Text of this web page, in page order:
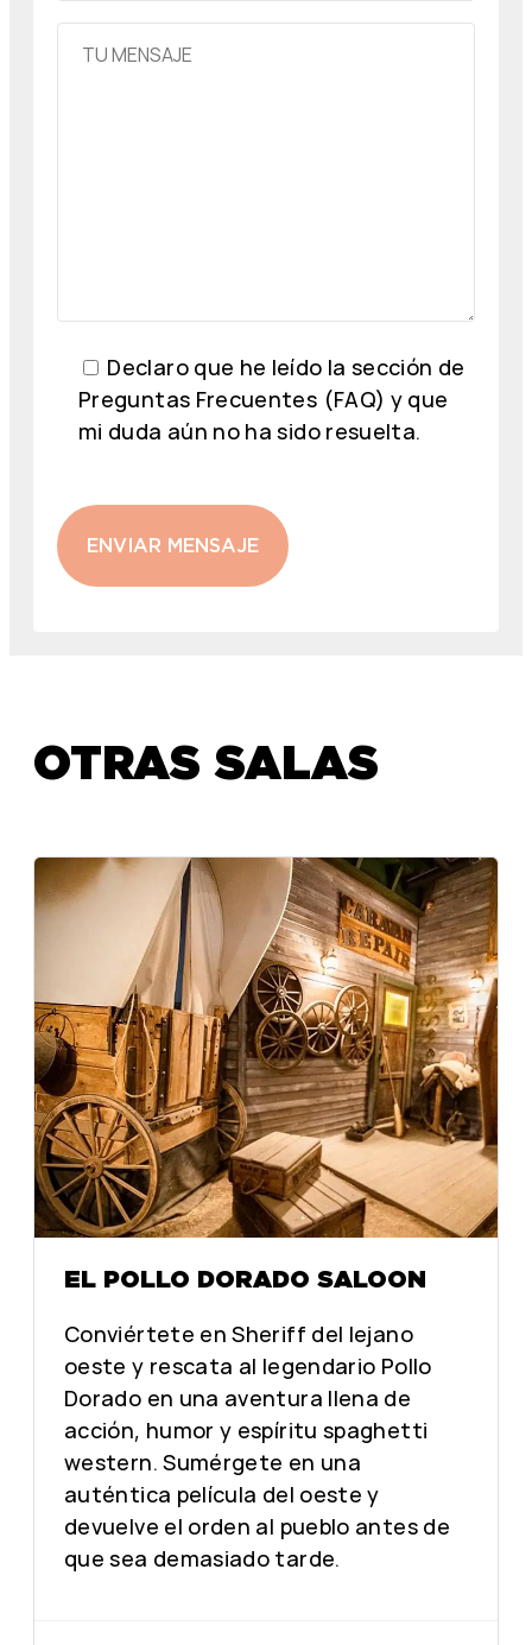
Declaro que he leído la sección de
Preguntas Frecuentes (FAQ) y que
mi duda aún no ha sido resuelta.
ENVIAR MENSAJE
OTRAS SALAS
EL POLLO DORADO SALOON
Conviértete en Sheriff del lejano
oeste y rescata al legendario Pollo
Dorado en una aventura llena de
acción, humor y espíritu spaghetti
western. Sumérgete en una
auténtica película del oeste y
devuelve el orden al pueblo antes de
que sea demasiado tarde.